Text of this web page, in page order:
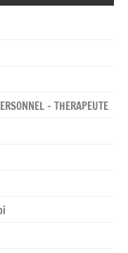
– THERAPEUTE